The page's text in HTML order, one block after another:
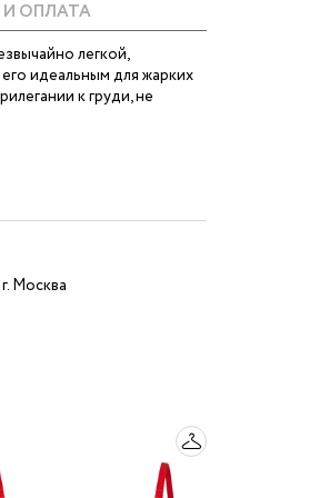
И ОПЛАТА
легкой,
идеальным для жарких
к груди, не
Москва